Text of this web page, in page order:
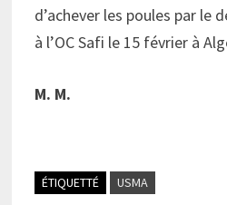
d’achever les poules par le
à l’OC Safi le 15 février à
M. M.
ÉTIQUETTÉ USMA